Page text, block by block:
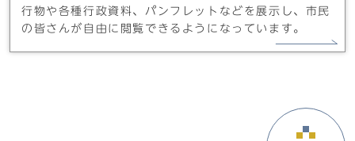
行物や各種行政資料、パンフレットなどを展示し、市民
の皆さんが自由に閲覧できるようになっています。